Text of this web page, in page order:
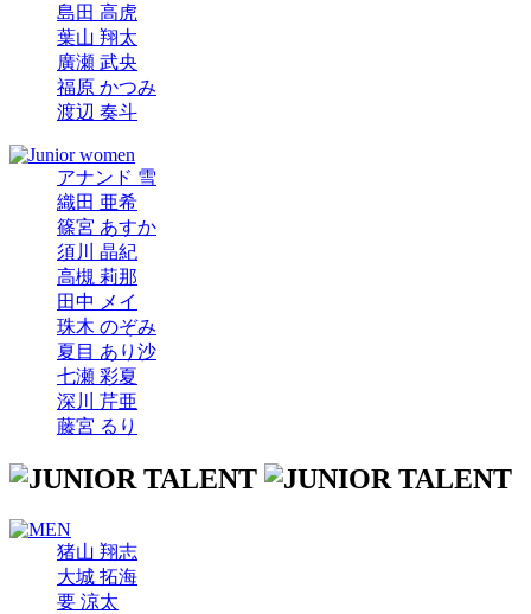
島田 高虎
葉山 翔太
廣瀬 武央
福原 かつみ
渡辺 奏斗
アナンド 雪
織田 亜希
篠宮 あすか
須川 晶紀
高槻 莉那
田中 メイ
珠木 のぞみ
夏目 あり沙
七瀬 彩夏
深川 芹亜
藤宮 るり
猪山 翔志
大城 拓海
要 涼太